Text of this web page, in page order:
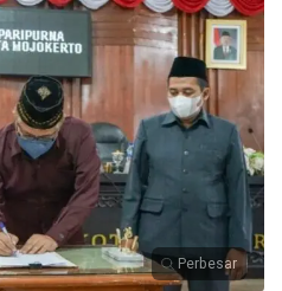
Perbesar